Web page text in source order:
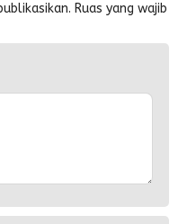
Ruas yang wajib